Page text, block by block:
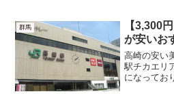
+シャンプ
群馬
【3,300
が安いお
高崎の安い
駅チカエリ
になってお